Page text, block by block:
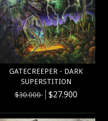
GATECREEPER - DARK
SUPERSTITION
$30.000 $27.900